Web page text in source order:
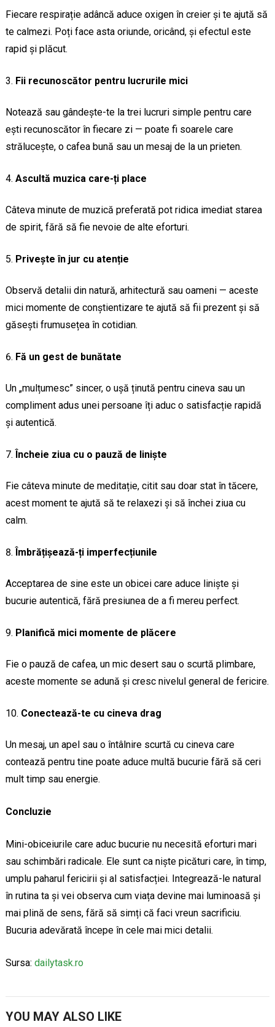
Fiecare respirație adâncă aduce oxigen în creier și te ajută să
te calmezi. Poți face asta oriunde, oricând, și efectul este
rapid și plăcut.
Fii recunoscător pentru lucrurile mici
Notează sau gândește-te la trei lucruri simple pentru care
ești recunoscător în fiecare zi — poate fi soarele care
strălucește, o cafea bună sau un mesaj de la un prieten.
Ascultă muzica care-ți place
Câteva minute de muzică preferată pot ridica imediat starea
de spirit, fără să fie nevoie de alte eforturi.
Privește în jur cu atenție
Observă detalii din natură, arhitectură sau oameni — aceste
mici momente de conștientizare te ajută să fii prezent și să
găsești frumusețea în cotidian.
Fă un gest de bunătate
Un „mulțumesc” sincer, o ușă ținută pentru cineva sau un
compliment adus unei persoane îți aduc o satisfacție rapidă
și autentică.
Încheie ziua cu o pauză de liniște
Fie câteva minute de meditație, citit sau doar stat în tăcere,
acest moment te ajută să te relaxezi și să închei ziua cu
calm.
Îmbrățișează-ți imperfecțiunile
Acceptarea de sine este un obicei care aduce liniște și
bucurie autentică, fără presiunea de a fi mereu perfect.
Planifică mici momente de plăcere
Fie o pauză de cafea, un mic desert sau o scurtă plimbare,
aceste momente se adună și cresc nivelul general de fericire.
Conectează-te cu cineva drag
Un mesaj, un apel sau o întâlnire scurtă cu cineva care
contează pentru tine poate aduce multă bucurie fără să ceri
mult timp sau energie.
Concluzie
Mini-obiceiurile care aduc bucurie nu necesită eforturi mari
sau schimbări radicale. Ele sunt ca niște picături care, în timp,
umplu paharul fericirii și al satisfacției. Integrează-le natural
în rutina ta și vei observa cum viața devine mai luminoasă și
mai plină de sens, fără să simți că faci vreun sacrificiu.
Bucuria adevărată începe în cele mai mici detalii.
Sursa: dailytask.ro
YOU MAY ALSO LIKE